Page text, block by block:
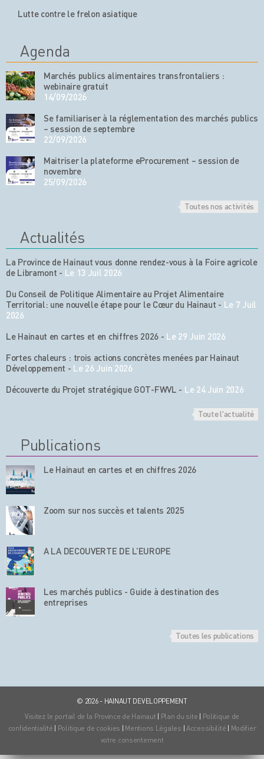
Lutte contre le frelon asiatique
Agenda
Marchés publics alimentaires transfrontaliers :
webinaire gratuit
14/09/2026
Se familiariser à la réglementation des marchés publics
– session de septembre
22/09/2026
Maitriser la plateforme eProcurement – session de
novembre
25/09/2026
Toutes nos activités
Actualités
La Province de Hainaut vous donne rendez-vous à la Foire agricole
de Libramont - Le 13 Juil 2026
Du Conseil de Politique Alimentaire au Projet Alimentaire
Territorial: une nouvelle étape pour le Cœur du Hainaut - Le 7 Juil
2026
Le Hainaut en cartes et en chiffres 2026 - Le 29 Juin 2026
Fortes chaleurs : trois actions concrètes menées par Hainaut
Développement - Le 26 Juin 2026
Découverte du Projet stratégique GOT-FWVL - Le 24 Juin 2026
Toute l'actualité
Publications
Le Hainaut en cartes et en chiffres 2026
Zoom sur nos succès et talents 2025
A LA DECOUVERTE DE L’EUROPE
Les marchés publics - Guide à destination des
entreprises
Toutes les publications
© 2026 - HAINAUT DEVELOPPEMENT
Visitez le portail de la Province de Hainaut | Plan du site | Politique de
confidentialité | Politique de cookies | Mentions Légales | Accessibilité | Modifier
votre consentement